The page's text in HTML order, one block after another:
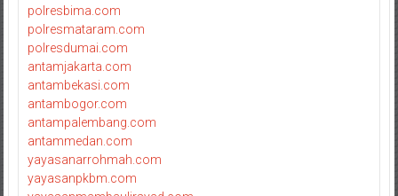
polresbima.com
polresmataram.com
polresdumai.com
antamjakarta.com
antambekasi.com
antambogor.com
antampalembang.com
antammedan.com
yayasanarrohmah.com
yayasanpkbm.com